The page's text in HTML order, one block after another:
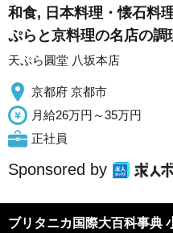
和食, 日本料理・懐石料
ぷらと京料理の名店の調
天ぷら圓堂 八坂本店
京都府 京都市
月給26万円～35万円
正社員
Sponsored by
ブリタニカ国際大百科事典